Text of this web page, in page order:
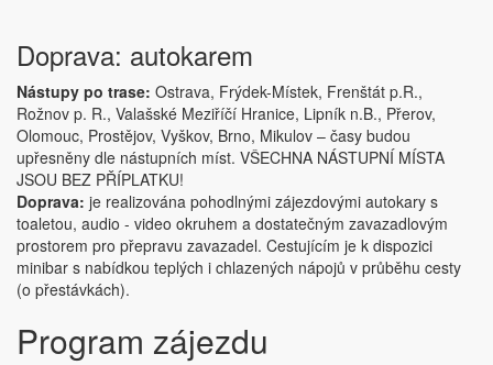
Doprava: autokarem
Nástupy po trase: Ostrava, Frýdek-Místek, Frenštát p.R.,
Rožnov p. R., Valašské Meziříčí Hranice, Lipník n.B., Přerov,
Olomouc, Prostějov, Vyškov, Brno, Mikulov – časy budou
upřesněny dle nástupních míst. VŠECHNA NÁSTUPNÍ MÍSTA
JSOU BEZ PŘÍPLATKU!
Doprava: je realizována pohodlnými zájezdovými autokary s
toaletou, audio - video okruhem a dostatečným zavazadlovým
prostorem pro přepravu zavazadel. Cestujícím je k dispozici
minibar s nabídkou teplých i chlazených nápojů v průběhu cesty
(o přestávkách).
Program zájezdu